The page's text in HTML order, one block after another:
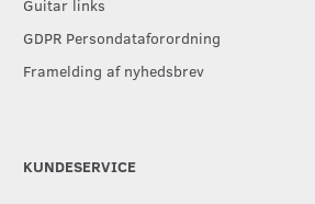
Guitar links
GDPR Persondataforordning
Framelding af nyhedsbrev
KUNDESERVICE